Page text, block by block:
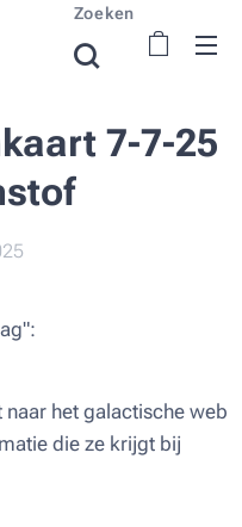
Zoeken
7-7-25
het galactische web
die ze krijgt bij